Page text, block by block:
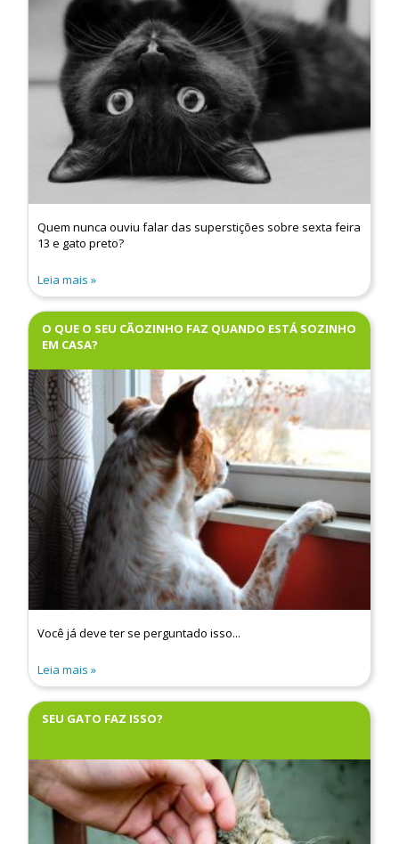
Quem nunca ouviu falar das superstições sobre sexta feira
13 e gato preto?
Leia mais
O QUE O SEU CÃOZINHO FAZ QUANDO ESTÁ SOZINHO
EM CASA?
Você já deve ter se perguntado isso...
Leia mais
SEU GATO FAZ ISSO?